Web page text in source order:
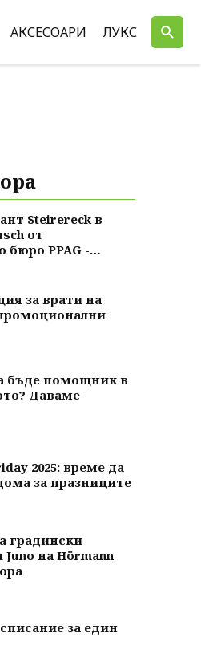
АКСЕСОАРИ ЛУКС
Steirereck в
от
бюро PPAG -
за врати на
бъде помощник в
Даваме
2025: време да
за празниците
градински
на Hörmann
за един